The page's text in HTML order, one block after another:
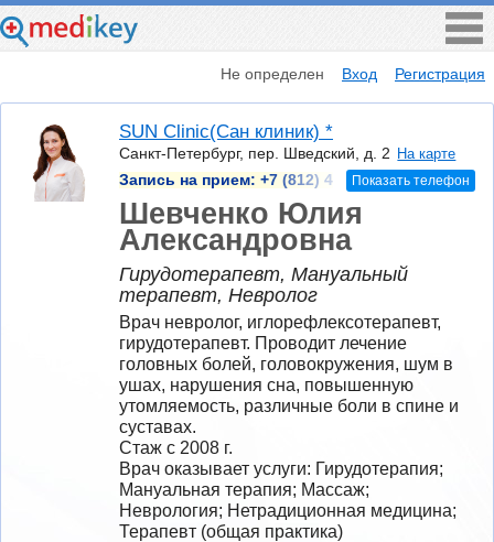
Не определен Вход Регистрация
SUN Clinic(Сан клиник) *
Санкт-Петербург, пер. Шведский, д. 2 На карте
Запись на прием: +7 (812) 4 Показать телефон
Шевченко Юлия
Александровна
Гирудотерапевт, Мануальный
терапевт, Невролог
Врач невролог, иглорефлексотерапевт,
гирудотерапевт. Проводит лечение
головных болей, головокружения, шум в
ушах, нарушения сна, повышенную
утомляемость, различные боли в спине и
суставах.
Стаж с 2008 г.
Врач оказывает услуги: Гирудотерапия;
Мануальная терапия; Массаж;
Неврология; Нетрадиционная медицина;
Терапевт (общая практика)